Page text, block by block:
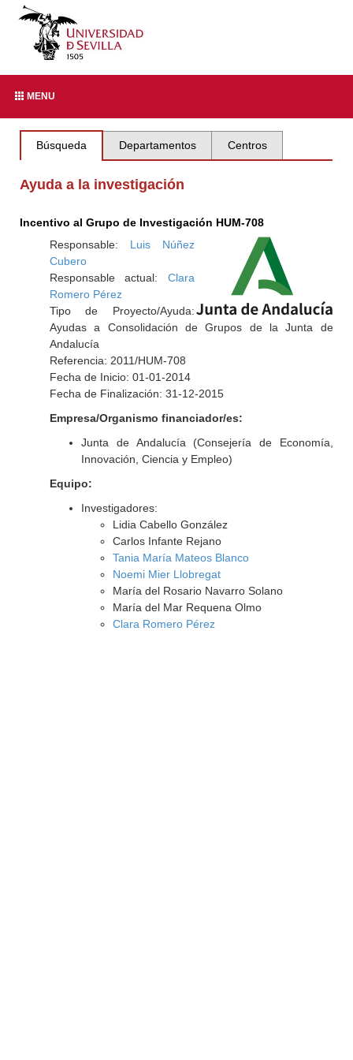
MENU
Búsqueda Departamentos Centros
Ayuda a la investigación
Incentivo al Grupo de Investigación HUM-708
Responsable: Luis Núñez
Cubero
Responsable actual: Clara
Romero Pérez
Tipo de Proyecto/Ayuda:
Ayudas a Consolidación de Grupos de la Junta de
Andalucía
Referencia: 2011/HUM-708
Fecha de Inicio: 01-01-2014
Fecha de Finalización: 31-12-2015
Empresa/Organismo financiador/es:
Junta de Andalucía (Consejería de Economía,
Innovación, Ciencia y Empleo)
Equipo:
Investigadores:
Lidia Cabello González
Carlos Infante Rejano
Tania María Mateos Blanco
Noemi Mier Llobregat
María del Rosario Navarro Solano
María del Mar Requena Olmo
Clara Romero Pérez